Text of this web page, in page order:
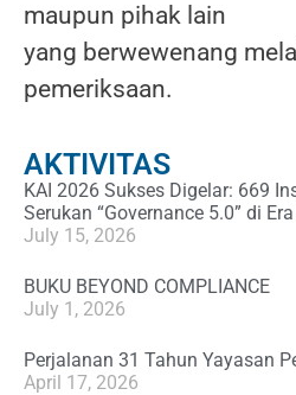
maupun pihak lain
yang berwewenang
pemeriksaan.
AKTIVITAS
KAI 2026 Sukses Digelar: 669
Serukan “Governance 5.0” di
July 15, 2026
BUKU BEYOND COMPLIANCE
July 1, 2026
Perjalanan 31 Tahun Yayasan
April 17, 2026